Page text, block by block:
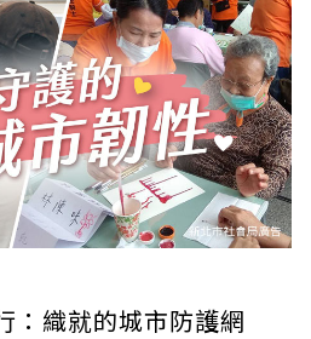
：織就的城市防護網